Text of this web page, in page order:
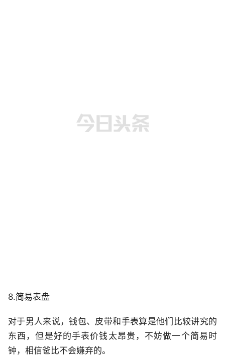
8.简易表盘
对于男人来说，钱包、皮带和手表算是他们比较讲究的
东西，但是好的手表价钱太昂贵，不妨做一个简易时
钟，相信爸比不会嫌弃的。